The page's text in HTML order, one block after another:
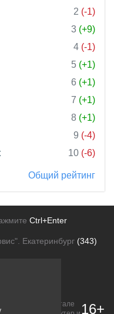
2 (-1)
3 (+9)
4 (-1)
5 (+1)
6 (+1)
7 (+1)
8 (+1)
9 (-4)
10 (-6)
Общий рейтинг
Ctrl+Enter
Екатеринбург (343)
на портале
16+